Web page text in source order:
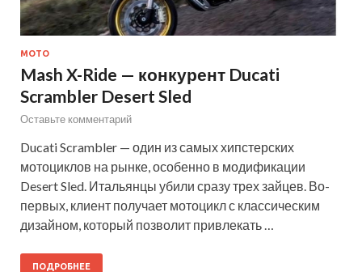
МОТО
Mash X-Ride — конкурент Ducati
Scrambler Desert Sled
Оставьте комментарий
Ducati Scrambler — один из самых хипстерских
мотоциклов на рынке, особенно в модификации
Desert Sled. Итальянцы убили сразу трех зайцев. Во-
первых, клиент получает мотоцикл с классическим
дизайном, который позволит привлекать …
ПОДРОБНЕЕ